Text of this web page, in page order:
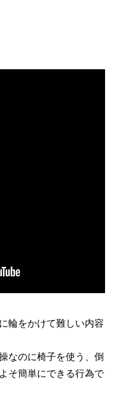
輪をかけて難しい内容
なのに椅子を使う、倒
そ簡単にできる行為で